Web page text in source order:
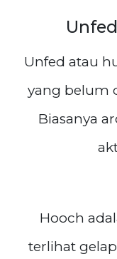
Unfed atau
yang belum
Biasanya
Hooch
terlihat